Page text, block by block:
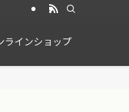
ラインショップ